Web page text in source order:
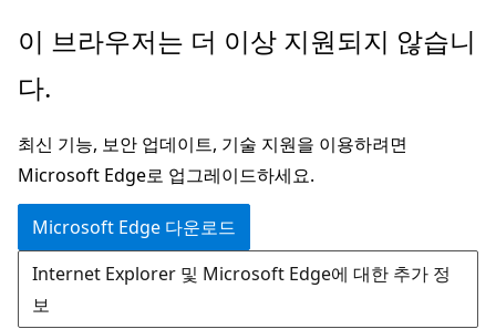
주
콘
츠
로
건
너
뛰
기
이 브라우저는 더 이상 지원되지 않습니
다.
최신 기능, 보안 업데이트, 기술 지원을 이용하려면
Microsoft Edge로 업그레이드하세요.
Microsoft Edge 다운로드
Internet Explorer 및 Microsoft Edge에 대한 추가 정
보